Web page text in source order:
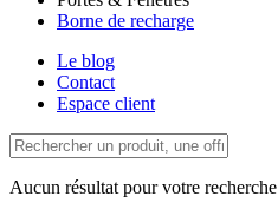
Borne de recharge
Le blog
Contact
Espace client
Aucun résultat pour votre recherche